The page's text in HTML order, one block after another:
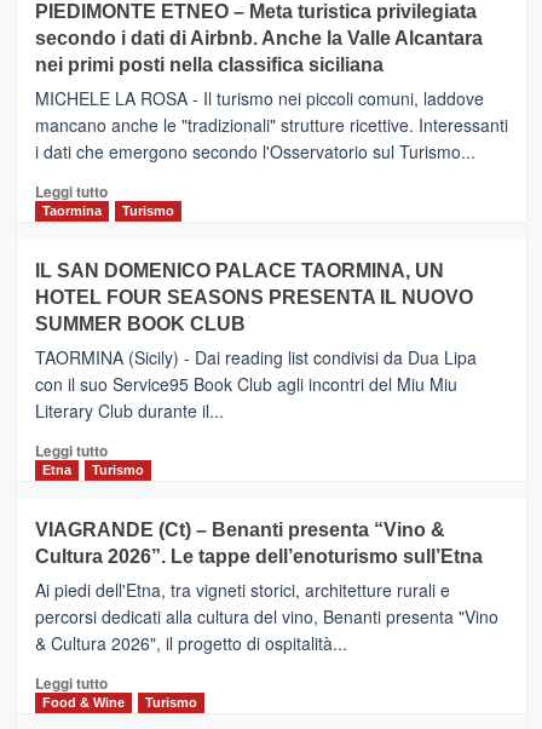
CATANIA
–
Inaugurato
il
nuovo
collegamento
tra
e
Zanzibar
da
Neos
PIEDIMONTE ETNEO – Meta turistica privilegiata
secondo i dati di Airbnb. Anche la Valle Alcantara
nei primi posti nella classifica siciliana
MICHELE LA ROSA - Il turismo nei piccoli comuni, laddove
mancano anche le "tradizionali" strutture ricettive. Interessanti
i dati che emergono secondo l'Osservatorio sul Turismo...
Leggi tuttoLeggi
PIEDIMONTE
ETNEO
–
Meta
turistica
privilegiata
secondo
dati
di
Anche
la
Alcantara
nei
primi
nella
classifica
Taormina Turismo
IL SAN DOMENICO PALACE TAORMINA, UN
HOTEL FOUR SEASONS PRESENTA IL NUOVO
SUMMER BOOK CLUB
TAORMINA (Sicily) - Dai reading list condivisi da Dua Lipa
con il suo Service95 Book Club agli incontri del Miu Miu
Literary Club durante il...
Leggi tuttoLeggi
di
IL
SAN
DOMENICO
PALACE
TAORMINA,
UN
HOTEL
FOUR
Etna Turismo
VIAGRANDE (Ct) – Benanti presenta “Vino &
Cultura 2026”. Le tappe dell’enoturismo sull’Etna
Ai piedi dell'Etna, tra vigneti storici, architetture rurali e
percorsi dedicati alla cultura del vino, Benanti presenta "Vino
& Cultura 2026", il progetto di ospitalità...
Leggi tuttoLeggi
di
Food & Wine Turismo